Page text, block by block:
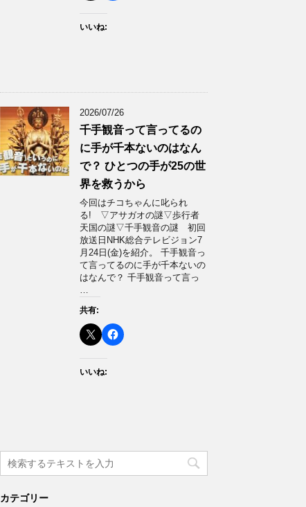
いいね:
2026/07/26
千手観音って言ってるの
に手が千本ないのはなん
で？ ひとつの手が25の世
界を救うから
今回はチコちゃんに叱られ
る! ▽アサガオの謎▽歩行者
天国の謎▽千手観音の謎 初回
放送日NHK総合テレビジョン7
月24日(金)を紹介。 千手観音っ
て言ってるのに手が千本ないの
はなんで？ 千手観音って言っ
…
共有:
いいね:
カテゴリー